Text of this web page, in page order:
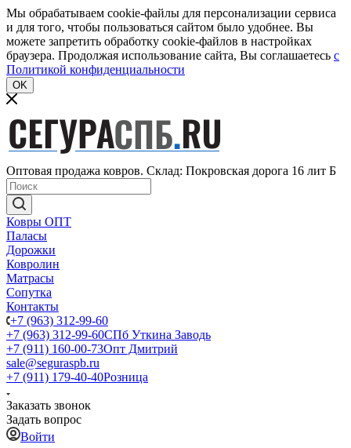
Мы обрабатываем cookie-файлы для персонализации сервиса
и для того, чтобы пользоваться сайтом было удобнее. Вы
можете запретить обработку cookie-файлов в настройках
браузера. Продолжая использование сайта, Вы соглашаетесь c
Политикой конфиденциальности
OK
Оптовая продажа ковров. Склад: Покровская дорога 16 лит Б
Ковры ОПТ
Паласы
Дорожки
Ковролин
Матрасы
Сопутка
Контакты
+7 (963) 312-99-60
+7 (963) 312-99-60СПб Уткина Заводь
+7 (911) 160-00-73Опт Дмитрий
sale@seguraspb.ru
+7 (911) 179-40-40Розница
Заказать звонок
Задать вопрос
Войти